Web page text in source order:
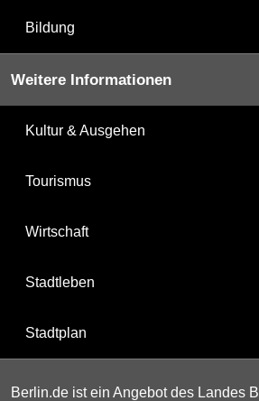
Bildung
Weitere Informationen
Kultur & Ausgehen
Tourismus
Wirtschaft
Stadtleben
Stadtplan
Berlin.de ist ein Angebot des Landes